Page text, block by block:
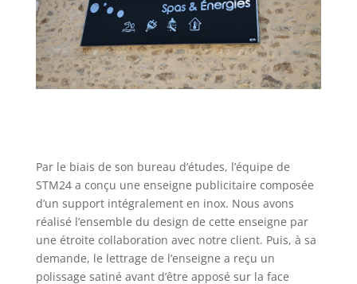
Par le biais de son bureau d’études, l’équipe de
STM24 a conçu une enseigne publicitaire composée
d’un support intégralement en inox. Nous avons
réalisé l’ensemble du design de cette enseigne par
une étroite collaboration avec notre client. Puis, à sa
demande, le lettrage de l’enseigne a reçu un
polissage satiné avant d’être apposé sur la face